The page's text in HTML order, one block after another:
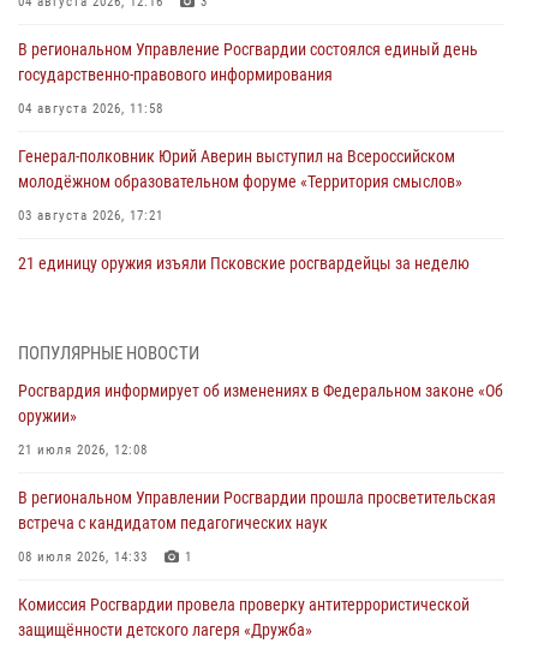
В региональном Управление Росгвардии состоялся единый день
государственно-правового информирования
04 августа 2026, 11:58
Генерал-полковник Юрий Аверин выступил на Всероссийском
молодёжном образовательном форуме «Территория смыслов»
03 августа 2026, 17:21
21 единицу оружия изъяли Псковские росгвардейцы за неделю
Росгвардейцы принимают участие в обеспечении общественной
02 августа 2026, 13:28
За минувшие сутки Псковские росгвардейцы выезжали два раза на
31 июля 2026, 13:53
В Санкт-Петербурге прошел окружной этап ежегодного
сотрудников вневедомственной охраны Росгвардии, Псковские
Росгвардейцы одержали победу
ПОПУЛЯРНЫЕ НОВОСТИ
Росгвардия информирует об изменениях в Федеральном законе «Об
оружии»
21 июля 2026, 12:08
В региональном Управлении Росгвардии прошла просветительская
встреча с кандидатом педагогических наук
08 июля 2026, 14:33 1
Комиссия Росгвардии провела проверку антитеррористической
защищённости детского лагеря «Дружба»